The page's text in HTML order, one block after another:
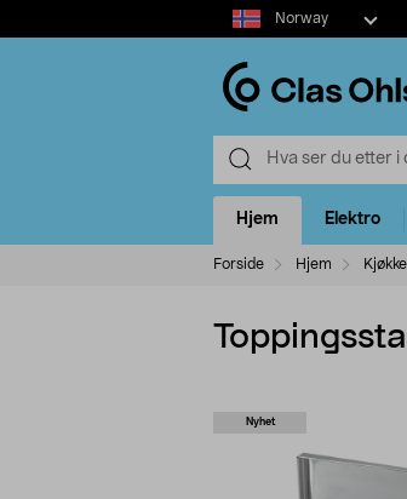
Select
market
Norway
Hjem Elektro
Forside Hjem
Nyhet